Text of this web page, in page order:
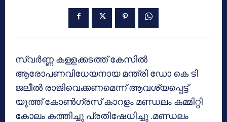
സ്വർണ്ണ കള്ളക്കടത്ത് കേസിൽ
ആരോപണവിധേയനായ മന്ത്രി ഡോ കെ ടി
ജലീൽ രാജിവെക്കണമെന്ന് ആവശ്യപ്പെട്ട്
യൂത്ത് കോൺഗ്രസ് കാറളം മണ്ഡലം കമ്മിറ്റി
കോലം കത്തിച്ചു പ്രതിഷേധിച്ചു .മണ്ഡലം